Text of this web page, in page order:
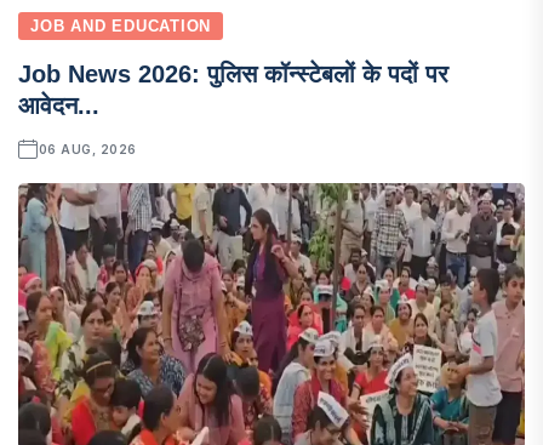
JOB AND EDUCATION
Job News 2026: पुलिस कॉन्स्टेबलों के पदों पर
आवेदन...
06 AUG, 2026